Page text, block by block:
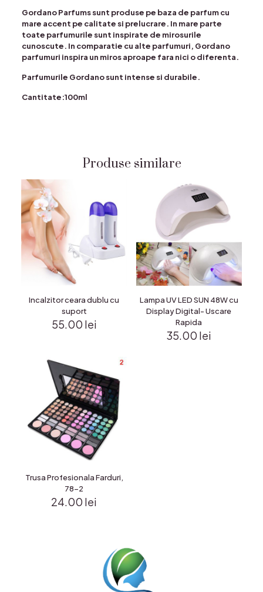
Gordano Parfums sunt produse pe baza de parfum cu
mare accent pe calitate si prelucrare. In mare parte
toate parfumurile sunt inspirate de mirosurile
cunoscute. In comparatie cu alte parfumuri, Gordano
parfumuri inspira un miros aproape fara nici o diferenta.
Parfumurile Gordano sunt intense si durabile.
Cantitate:100ml
Produse similare
Incalzitor ceara dublu cu
suport
55.00 lei
Lampa UV LED SUN 48W cu
Display Digital- Uscare
Rapida
35.00 lei
Trusa Profesionala Farduri,
78-2
24.00 lei